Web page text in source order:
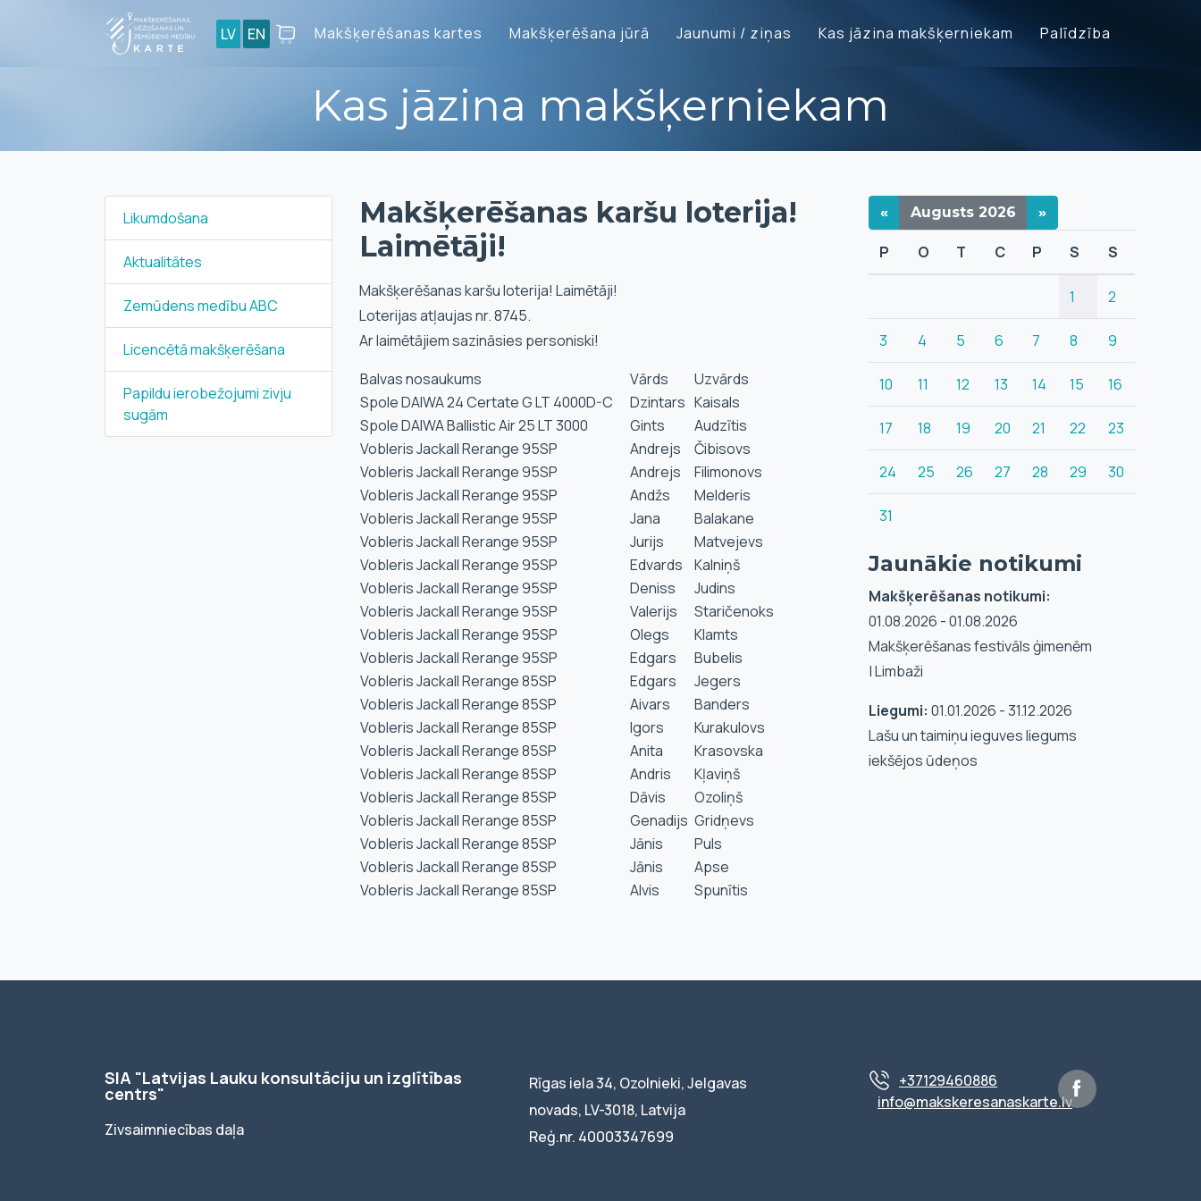
LV EN Makšķerēšanas kartes Makšķerēšana jūrā Jaunumi / ziņas Kas jāzina makšķerniekam Palīdzība
Kas jāzina makšķerniekam
Likumdošana
Aktualitātes
Zemūdens medību ABC
Licencētā makšķerēšana
Papildu ierobežojumi zivju
sugām
Makšķerēšanas karšu loterija!
Laimētāji!
Makšķerēšanas karšu loterija! Laimētāji!
Loterijas atļaujas nr. 8745.
Ar laimētājiem sazināsies personiski!
Balvas nosaukums
Vārds
Uzvārds
Spole DAIWA 24 Certate G LT 4000D-C
Dzintars Kaisals
Spole DAIWA Ballistic Air 25 LT 3000
Gints
Audzītis
Vobleris Jackall Rerange 95SP
Andrejs
Čibisovs
Vobleris Jackall Rerange 95SP
Andrejs
Filimonovs
Vobleris Jackall Rerange 95SP
Andžs
Melderis
Vobleris Jackall Rerange 95SP
Jana
Balakane
Vobleris Jackall Rerange 95SP
Jurijs
Matvejevs
Vobleris Jackall Rerange 95SP
Edvards
Kalniņš
Vobleris Jackall Rerange 95SP
Deniss
Judins
Vobleris Jackall Rerange 95SP
Valerijs
Staričenoks
Vobleris Jackall Rerange 95SP
Olegs
Klamts
Vobleris Jackall Rerange 95SP
Edgars
Bubelis
Vobleris Jackall Rerange 85SP
Edgars
Jegers
Vobleris Jackall Rerange 85SP
Aivars
Banders
Vobleris Jackall Rerange 85SP
Igors
Kurakulovs
Vobleris Jackall Rerange 85SP
Anita
Krasovska
Vobleris Jackall Rerange 85SP
Andris
Kļaviņš
Vobleris Jackall Rerange 85SP
Dāvis
Ozoliņš
Vobleris Jackall Rerange 85SP
Genadijs Gridņevs
Vobleris Jackall Rerange 85SP
Jānis
Puls
Vobleris Jackall Rerange 85SP
Jānis
Apse
Vobleris Jackall Rerange 85SP
Alvis Spunītis
« Augusts 2026 »
P O T C P S S
1 2
3 4 5 6 7 8 9
10 11 12 13 14 15 16
17 18 19 20 21 22 23
24 25 26 27 28 29 30
31
Jaunākie notikumi
Makšķerēšanas notikumi:
01.08.2026 - 01.08.2026
Makšķerēšanas festivāls ģimenēm
| Limbaži
Liegumi: 01.01.2026 - 31.12.2026
Lašu un taimiņu ieguves liegums
iekšējos ūdeņos
SIA "Latvijas Lauku konsultāciju un izglītības
centrs"
Zivsaimniecības daļa
Rīgas iela 34, Ozolnieki, Jelgavas
novads, LV-3018, Latvija
Reģ.nr. 40003347699
+37129460886
info@makskeresanaskarte.lv